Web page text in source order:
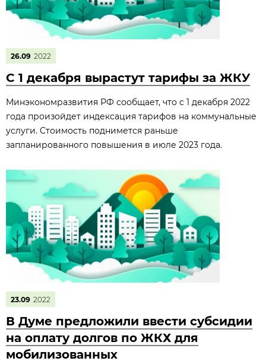
26.09 2022
С 1 декабря вырастут тарифы за ЖКУ
Минэкономразвития РФ сообщает, что с 1 декабря 2022
года произойдет индексация тарифов на коммунальные
услуги. Стоимость поднимется раньше
запланированного повышения в июле 2023 года.
23.09 2022
В Думе предложили ввести субсидии
на оплату долгов по ЖКХ для
мобилизованных